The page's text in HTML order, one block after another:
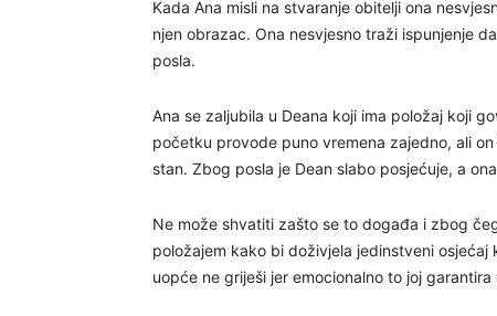
Kada Ana misli na stvaranje obitelji ona
njen obrazac. Ona nesvjesno traži ispunjenje
posla.
Ana se zaljubila u Deana koji ima položaj koji
početku provode puno vremena zajedno, ali
stan. Zbog posla je Dean slabo posjećuje, a
Ne može shvatiti zašto se to događa i zbog
položajem kako bi doživjela jedinstveni osjećaj
uopće ne griješi jer emocionalno to joj